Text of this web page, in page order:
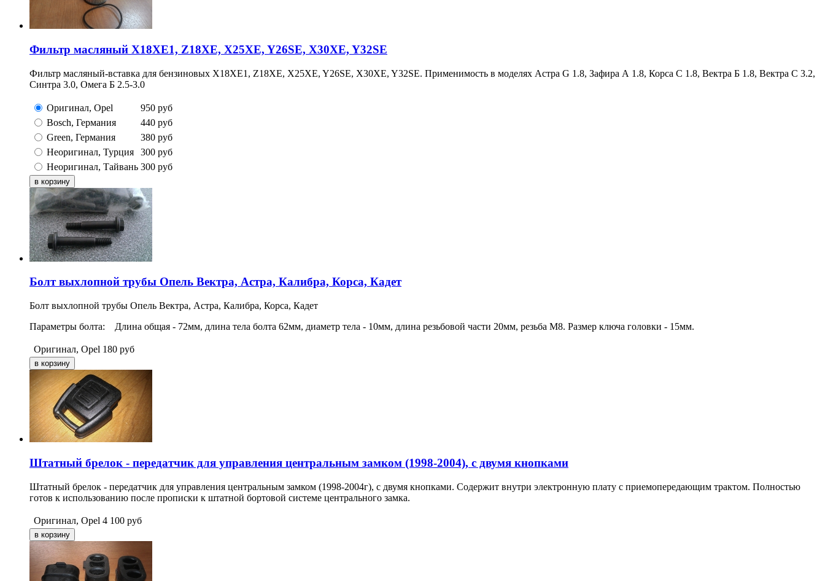
Фильтр масляный X18XE1, Z18XE, X25XE, Y26SE, X30XE, Y32SE
Фильтр масляный-вставка для бензиновых X18XE1, Z18XE, X25XE, Y26SE, X30XE, Y32SE. Применимость в моделях Астра G 1.8, Зафира А 1.8, Корса С 1.8, Вектра Б 1.8, Вектра С 3.2,
Синтра 3.0, Омега Б 2.5-3.0
Оригинал, Opel 950 руб
Bosch, Германия
440 руб
Green, Германия
380 руб
Неоригинал, Турция
300 руб
Неоригинал, Тайвань 300 руб
Болт выхлопной трубы Опель Вектра, Астра, Калибра, Корса, Кадет
Болт выхлопной трубы Опель Вектра, Астра, Калибра, Корса, Кадет
Параметры болта: Длина общая - 72мм, длина тела болта 62мм, диаметр тела - 10мм, длина резьбовой части 20мм, резьба М8. Размер ключа головки - 15мм.
Оригинал, Opel 180 руб
Штатный брелок - передатчик для управления центральным замком (1998-2004), с двумя кнопками
Штатный брелок - передатчик для управления центральным замком (1998-2004г), с двумя кнопками. Содержит внутри электронную плату с приемопередающим трактом. Полностью
готов к использованию после прописки к штатной бортовой системе центрального замка.
Оригинал, Opel 4 100 руб